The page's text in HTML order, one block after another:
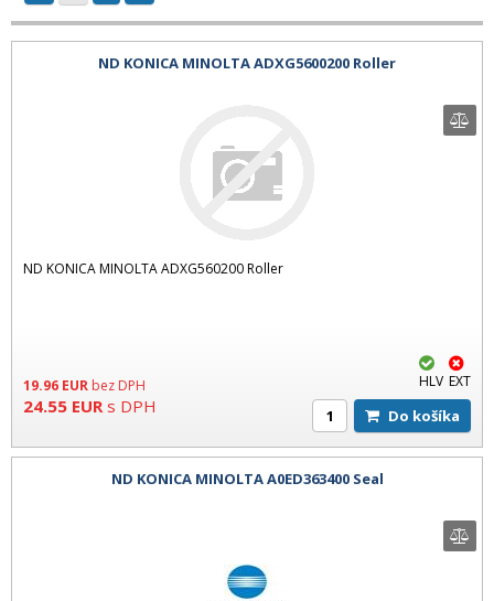
ND KONICA MINOLTA ADXG5600200 Roller
ND KONICA MINOLTA ADXG560200 Roller
19.96 EUR bez DPH
24.55 EUR s DPH
HLV EXT
Do košíka
ND KONICA MINOLTA A0ED363400 Seal